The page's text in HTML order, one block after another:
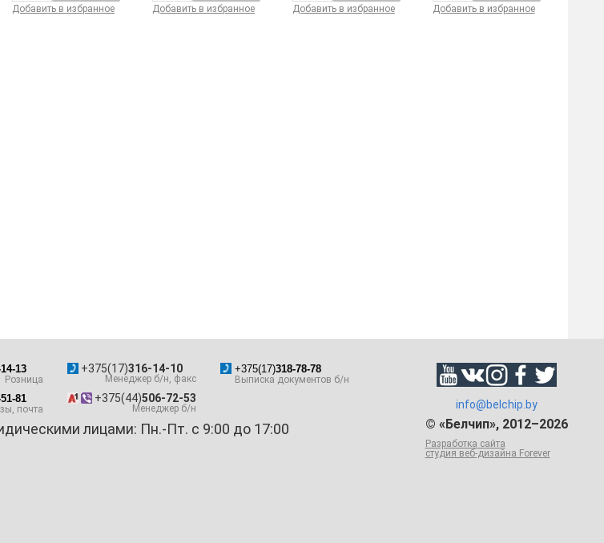
Добавить в избранное Добавить в избранное Добавить в избранное Добавить в избранное
13
Розница
+375(17)316-14-10
Менеджер б/н, факс
+375(17)318-78-78
Выписка документов б/н
81
почта
+375(44)506-72-53
Менеджер б/н
лицами: Пн.-Пт. с 9:00 до 17:00
info@belchip.by
© «Белчип», 2012–2026
Разработка сайта
студия веб-дизайна Forever